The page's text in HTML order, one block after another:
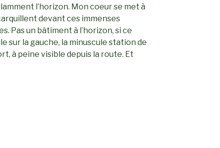
l’horizon. Mon coeur se met à
devant ces immenses
Pas un bâtiment à l’horizon, si ce
sur la gauche, la minuscule station de
à peine visible depuis la route. Et